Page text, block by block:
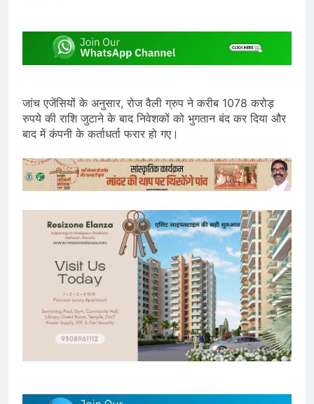
जांच एजेंसियों के अनुसार, रोज वैली ग्रुप ने करीब 1078 करोड़
रुपये की राशि जुटाने के बाद निवेशकों को भुगतान बंद कर दिया और
बाद में कंपनी के कर्ताधर्ता फरार हो गए।